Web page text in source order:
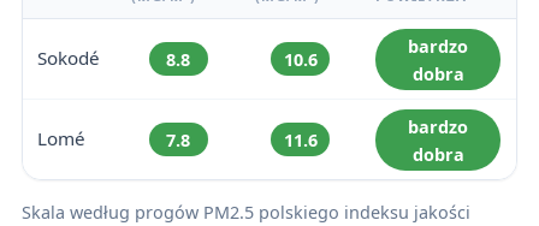
Sokodé 8.8 10.6
bardzo
dobra
Lomé 7.8 11.6
bardzo
dobra
Skala według progów PM2.5 polskiego indeksu jakości